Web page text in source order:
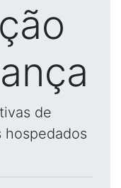
de
hospedados